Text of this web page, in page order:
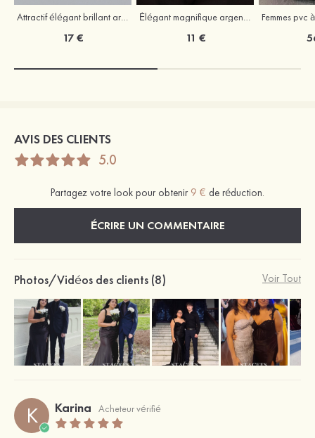
Attractif élégant brillant argent S925 boucles d'oreilles
17 €
Élégant magnifique argent S925 colliers avec zircone cubique
11 €
AVIS DES CLIENTS
5.0
Partagez votre look pour obtenir 9 € de réduction.
ÉCRIRE UN COMMENTAIRE
Photos/Vidéos des clients (8) Voir Tout
K Karina Acheteur vérifié